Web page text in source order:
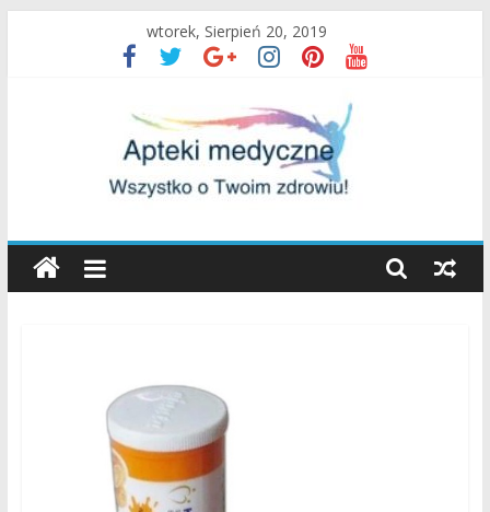
wtorek, Sierpień 20, 2019
Apteki
Medyczne